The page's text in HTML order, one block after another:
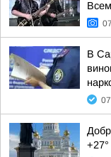
В
+27°